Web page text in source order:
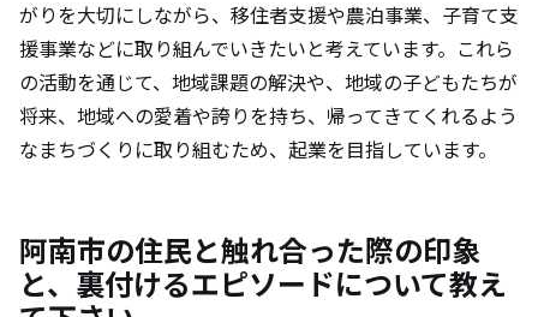
がりを大切にしながら、移住者支援や農泊事業、子育て支
援事業などに取り組んでいきたいと考えています。これら
の活動を通じて、地域課題の解決や、地域の子どもたちが
将来、地域への愛着や誇りを持ち、帰ってきてくれるよう
なまちづくりに取り組むため、起業を目指しています。
阿南市の住民と触れ合った際の印象
と、裏付けるエピソードについて教え